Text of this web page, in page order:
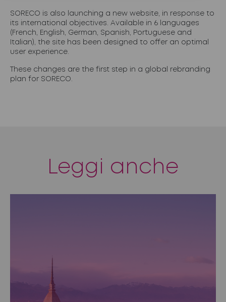
SORECO is also launching a new website, in response to
its international objectives. Available in 6 languages
(French, English, German, Spanish, Portuguese and
Italian), the site has been designed to offer an optimal
user experience.
These changes are the first step in a global rebranding
plan for SORECO.
Leggi anche